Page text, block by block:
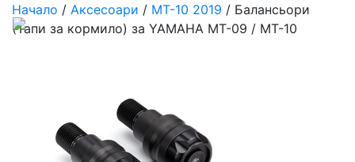
Начало / Аксесоари / MT-10 2019 / Балансьори
(Тапи за кормило) за YAMAHA MT-09 / MT-10